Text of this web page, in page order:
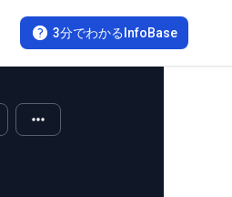
3分でわかるInfoBase